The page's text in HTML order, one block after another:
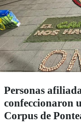
Personas
confeccionaron
Corpus de